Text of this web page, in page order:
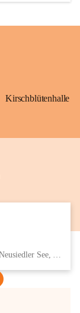
Kirschblütenhalle
Eisenstädter Straße 18, 7091 Breitenbrunn am Neusiedler See, AUT